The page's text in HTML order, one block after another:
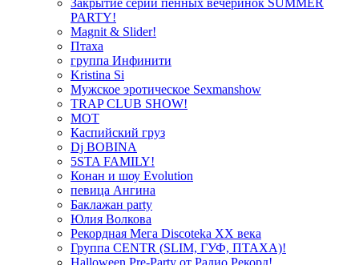
Закрытие серии пенных вечеринок SUMMER
PARTY!
Magnit & Slider!
Птаха
группа Инфинити
Kristina Si
Мужское эротическое Sexmanshow
TRAP CLUB SHOW!
МОТ
Каспийский груз
Dj BOBINA
5STA FAMILY!
Конан и шоу Evolution
певица Ангина
Баклажан party
Юлия Волкова
Рекордная Мега Discoteka XX века
Группа CENTR (SLIM, ГУФ, ПТАХА)!
Halloween Pre-Party от Радио Рекорд!